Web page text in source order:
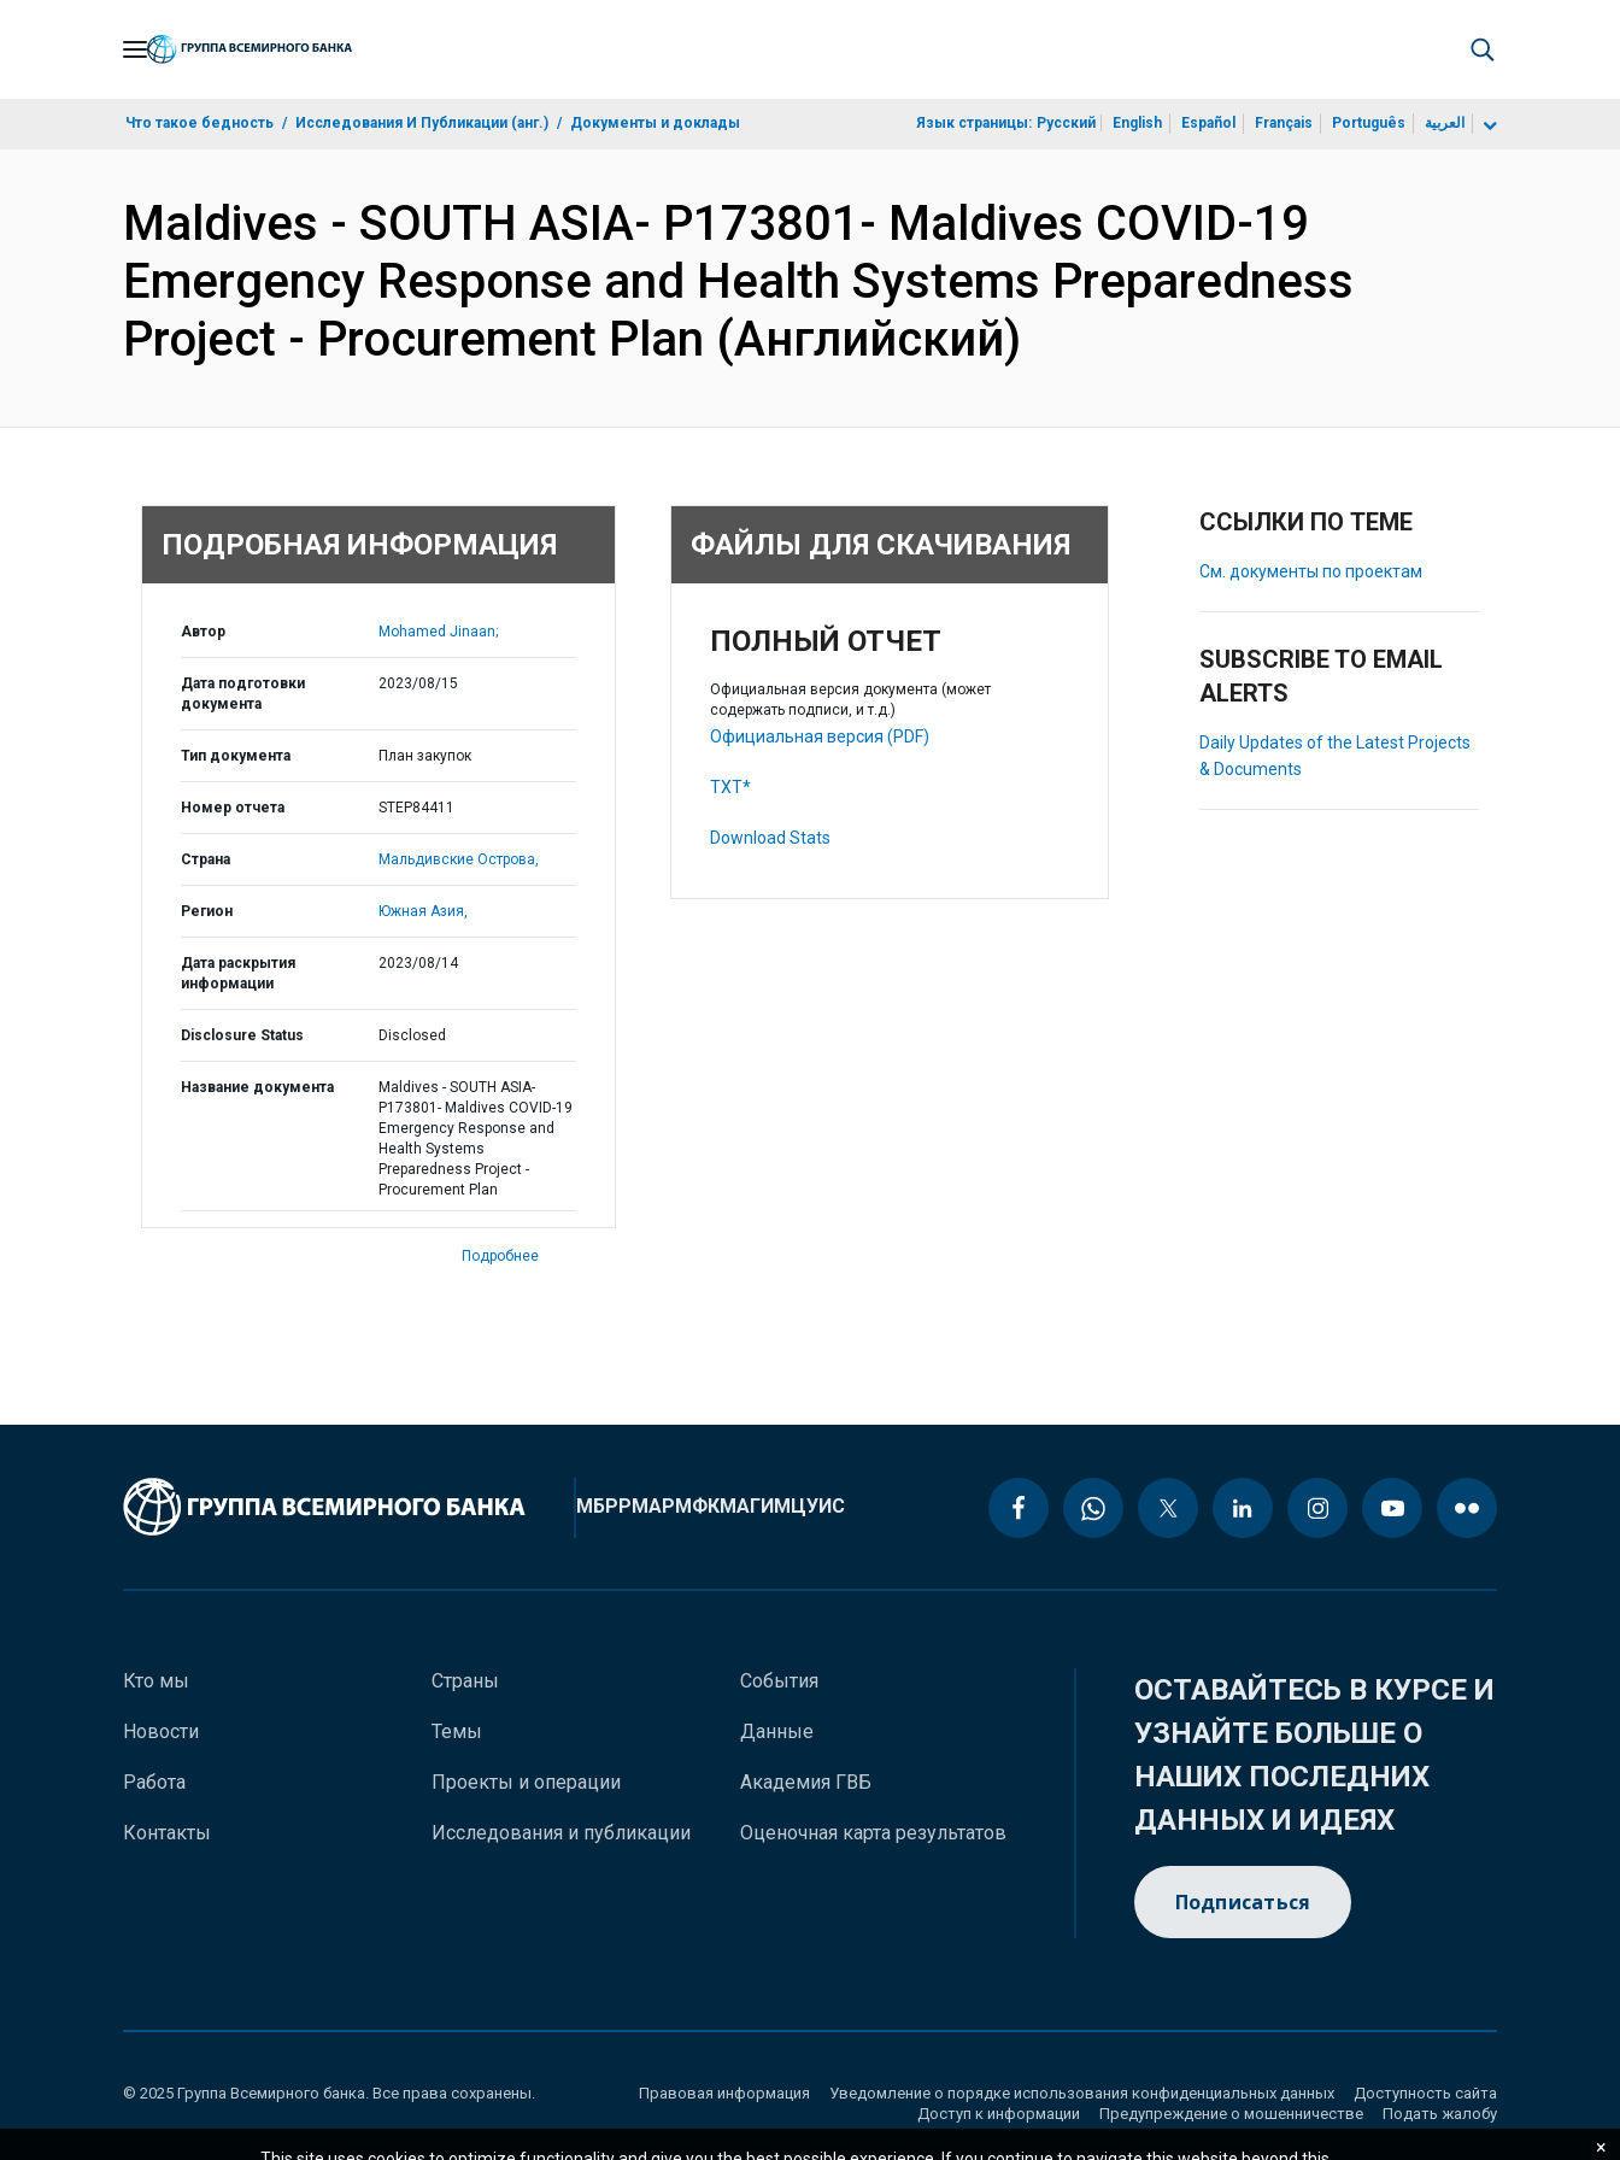
Что такое бедность Исследования И Публикации (анг.) Документы и доклады Язык страницы: Русский English Español Français Português العربية
Maldives - SOUTH ASIA- P173801- Maldives COVID-19
Emergency Response and Health Systems Preparedness
Project - Procurement Plan (Английский)
ПОДРОБНАЯ ИНФОРМАЦИЯ
Автор Mohamed Jinaan;
Дата подготовки
документа
2023/08/15
Тип документа План закупок
Номер отчета STEP84411
Страна Мальдивские Острова,
Регион Южная Азия,
Дата раскрытия
информации
2023/08/14
Disclosure Status Disclosed
Название документа
Maldives - SOUTH ASIA-
P173801- Maldives COVID-19
Emergency Response and
Health Systems
Preparedness Project -
Procurement Plan
Подробнее
ФАЙЛЫ ДЛЯ СКАЧИВАНИЯ
ПОЛНЫЙ ОТЧЕТ
Официальная версия документа (может
содержать подписи, и т.д.)
Официальная версия (PDF)
TXT*
Download Stats
ССЫЛКИ ПО ТЕМЕ
См. документы по проектам
SUBSCRIBE TO EMAIL
ALERTS
Daily Updates of the Latest Projects
& Documents
МБРРМАРМФКМАГИМЦУИС
Кто мы
Новости
Работа
Контакты
Страны
Темы
Проекты и операции
Исследования и публикации
События
Данные
Академия ГВБ
Оценочная карта результатов
ОСТАВАЙТЕСЬ В КУРСЕ И
УЗНАЙТЕ БОЛЬШЕ О
НАШИХ ПОСЛЕДНИХ
ДАННЫХ И ИДЕЯХ
Подписаться
© 2025 Группа Всемирного банка. Все права сохранены. Правовая информация Уведомление о порядке использования конфиденциальных данных
Доступность сайта
Доступ к информации
Предупреждение о мошенничестве Подать жалобу
×